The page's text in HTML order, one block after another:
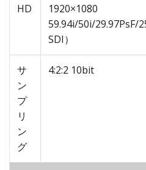
HD
1920×1080
59.94i/50i/29.97PsF/
SDI）
サ
ン
プ
リ
ン
グ
4:2:2 10bit